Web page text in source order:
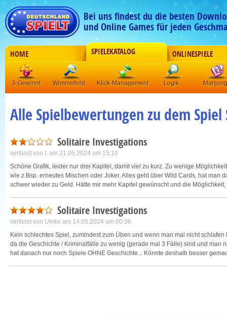
Bei uns findest du die besten
und Online Games für jeden
HOME SPIELEKATALOG ONLINESPIELE
3-Gewinnt Wimmelbild Klick-Management Logik Mahjong
Alle Spielbewertungen zu dem
Solitaire Investigations
verfasst von I. am 21.05.2024 um 15:10
Schöne Grafik, leider nur drei Kapitel, damit viel zu kurz. Zu wenige
wie z.Bsp. erneutes Mischen oder Joker. Alles geht über Wild Cards, hat man
schwer wieder zu Geld. Hätte mir mehr Kapitel gewünscht und die
Solitaire Investigations
verfasst von Ulrike am 14.05.2024 um 00:36
Kein schlechtes Spiel, zumindest zum Üben und wenn man mal nicht
da die Geschichte / Kriminalfälle zu wenig (gerade mal 3 Fälle) sind und man
hat danach nur noch Spiele OHNE Geschichte... Könnte deshalb besser